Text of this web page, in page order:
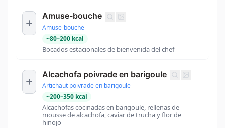
Amuse-bouche
Amuse-bouche
~80–200 kcal
Bocados estacionales de bienvenida del chef
Alcachofa poivrade en barigoule
Artichaut poivrade en barigoule
~200–350 kcal
Alcachofas cocinadas en barigoule, rellenas de
mousse de alcachofa, caviar de trucha y flor de
hinojo